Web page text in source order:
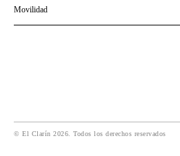
Movilidad
© El Clarín 2026. Todos los derechos reservados